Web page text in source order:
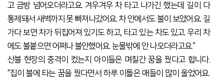
고 금방 넘어오더라고요. 겨우겨우 차 타고 나가긴 했는데 길이 다
통제돼서 새벽까지 못 빠져나갔어요. 차 안에서도 불이 보였어요. 길
가다 보면 차가 뒤집어져 있기도 하고, 타고 있는 차도 있고. 우리 차
에도 불붙으면 어쩌나 불안했어요. 눈물밖에 안 나오더라고요.”
산불 현장의 충격이 컸는지 아이들은 며칠간 꿈을 꿨다고 합니다.
“집이 불에 타는 꿈을 꿨다면서 하루 이틀은 애들이 많이 울었어요.